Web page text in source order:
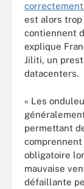
est alors trop
contiennent
explique
Jiliti, un
datacenters.
« Les
permettant
obligatoire
mauvaise
défaillante